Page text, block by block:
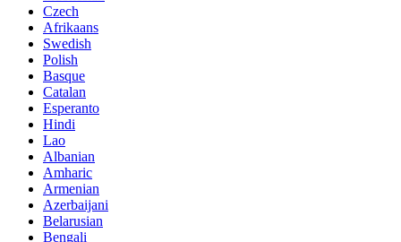
Czech
Afrikaans
Swedish
Polish
Basque
Catalan
Esperanto
Hindi
Lao
Albanian
Amharic
Armenian
Azerbaijani
Belarusian
Bengali